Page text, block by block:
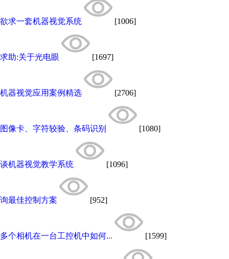
欲求一套机器视觉系统 [1006]
求助:关于光电眼 [1697]
机器视觉应用案例精选 [2706]
图像卡、字符较验、条码识别 [1080]
谈机器视觉教学系统 [1096]
询最佳控制方案 [952]
多个相机在一台工控机中如何... [1599]